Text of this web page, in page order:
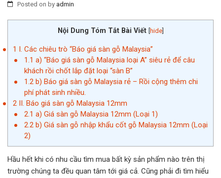
Posted on by admin
Nội Dung Tóm Tắt Bài Viết hide]
1 I. Các chiêu trò “Báo giá sàn gỗ Malaysia”
1.1 a) “Báo giá sàn gỗ Malaysia loại A” siêu rẻ để câu
khách rồi chốt lắp đặt loại “sàn B”
1.2b) Báo giá sàn gỗ Malaysia rẻ – Rồi cộng thêm chi
phí phát sinh nhiều.
2 II. Báo giá sàn gỗ Malaysia 12mm
2.1 a) Giá sàn gỗ Malaysia 12mm (Loại 1)
2.2b) Giá sàn gỗ nhập khẩu cốt gỗ Malaysia 12mm (Loại
2)
Hầu hết khi có nhu cầu tìm mua bất kỳ sản phẩm nào trên thị
trường chúng ta đều quan tâm tới giá cả. Cũng phải đi tìm hiểu